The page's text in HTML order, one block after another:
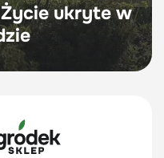
ukryte w